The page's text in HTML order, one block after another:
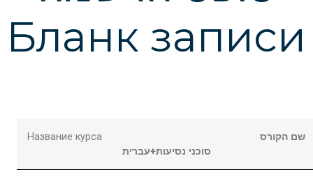
Бланк записи
Название курса
שם הקורס
סוכני נסיעות+עברית